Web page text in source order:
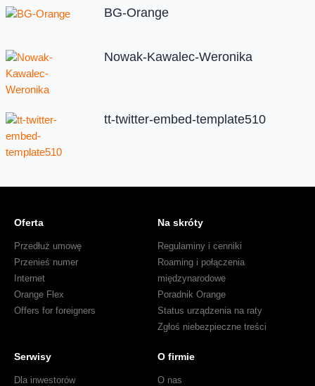
BG-Orange
Nowak-Kawalec-Weronika
tt-twitter-embed-template510
Oferta
Przedłuż umowę
Przenieś numer
Internet
Orange Flex
Offers for foreigners
Na skróty
Regulaminy i cenniki
Roaming i połączenia
międzynarodowe
Poradnik Orange
Status urządzenia na raty
Zgłoś niebezpieczne treści
Serwisy
Dla inwestorów
O firmie
O nas